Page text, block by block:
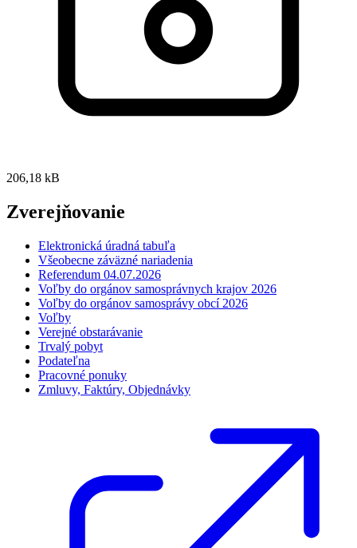
206,18 kB
Zverejňovanie
Elektronická úradná tabuľa
Všeobecne záväzné nariadenia
Referendum 04.07.2026
Voľby do orgánov samosprávnych krajov 2026
Voľby do orgánov samosprávy obcí 2026
Voľby
Verejné obstarávanie
Trvalý pobyt
Podateľna
Pracovné ponuky
Zmluvy, Faktúry, Objednávky